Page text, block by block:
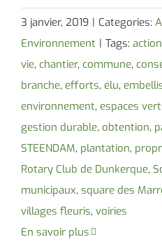
3 janvier, 2019 | Categories:
Environnement | Tags: action
vie, chantier, commune,
branche, efforts, élu,
environnement, espaces
gestion durable, obtention,
STEENDAM, plantation,
Rotary Club de Dunkerque,
municipaux, square des
villages fleuris, voiries
En savoir plus